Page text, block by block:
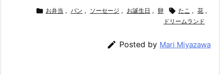
itt e
er e
a
ai
 お弁当 , パン , ソーセージ , お誕生日 , 卵  たこ , 花 ,
ドリームランド
 Posted by Mari Miyazawa